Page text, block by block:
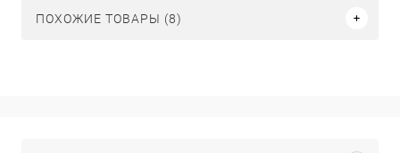
ПОХОЖИЕ ТОВАРЫ (8)